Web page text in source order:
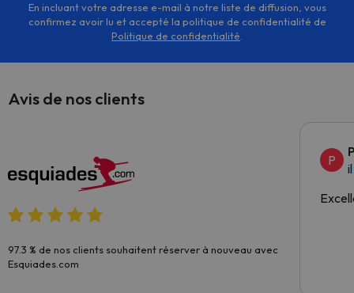
En incluant votre adresse e-mail à notre liste de diffusion, vous
confirmez avoir lu et accepté la politique de confidentialité de
Politique de confidentialité
Avis de nos clients
97.3 % de nos clients souhaitent réserver à nouveau avec
Esquiades.com
P